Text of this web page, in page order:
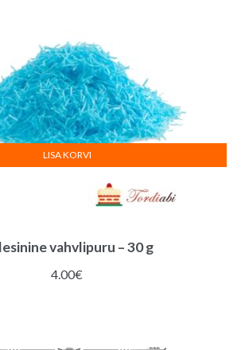
vahvlipuru – 30 g
4.00€
LISA KORVI